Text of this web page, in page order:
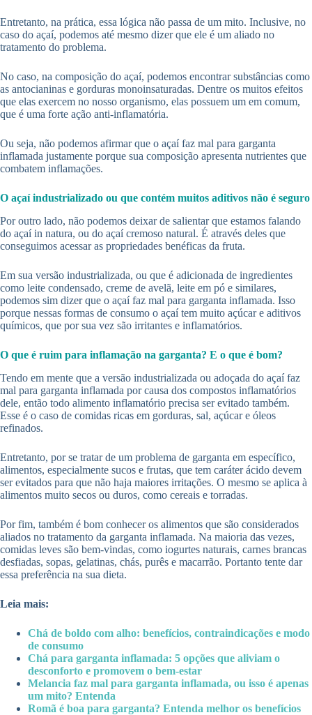
Entretanto, na prática, essa lógica não passa de um mito. Inclusive, no
caso do açaí, podemos até mesmo dizer que ele é um aliado no
tratamento do problema.
No caso, na composição do açaí, podemos encontrar substâncias como
as antocianinas e gorduras monoinsaturadas. Dentre os muitos efeitos
que elas exercem no nosso organismo, elas possuem um em comum,
que é uma forte ação anti-inflamatória.
Ou seja, não podemos afirmar que o açaí faz mal para garganta
inflamada justamente porque sua composição apresenta nutrientes que
combatem inflamações.
O açaí industrializado ou que contém muitos aditivos não é seguro
Por outro lado, não podemos deixar de salientar que estamos falando
do açaí in natura, ou do açaí cremoso natural. É através deles que
conseguimos acessar as propriedades benéficas da fruta.
Em sua versão industrializada, ou que é adicionada de ingredientes
como leite condensado, creme de avelã, leite em pó e similares,
podemos sim dizer que o açaí faz mal para garganta inflamada. Isso
porque nessas formas de consumo o açaí tem muito açúcar e aditivos
químicos, que por sua vez são irritantes e inflamatórios.
O que é ruim para inflamação na garganta? E o que é bom?
Tendo em mente que a versão industrializada ou adoçada do açaí faz
mal para garganta inflamada por causa dos compostos inflamatórios
dele, então todo alimento inflamatório precisa ser evitado também.
Esse é o caso de comidas ricas em gorduras, sal, açúcar e óleos
refinados.
Entretanto, por se tratar de um problema de garganta em específico,
alimentos, especialmente sucos e frutas, que tem caráter ácido devem
ser evitados para que não haja maiores irritações. O mesmo se aplica à
alimentos muito secos ou duros, como cereais e torradas.
Por fim, também é bom conhecer os alimentos que são considerados
aliados no tratamento da garganta inflamada. Na maioria das vezes,
comidas leves são bem-vindas, como iogurtes naturais, carnes brancas
desfiadas, sopas, gelatinas, chás, purês e macarrão. Portanto tente dar
essa preferência na sua dieta.
Leia mais:
Chá de boldo com alho: benefícios, contraindicações e modo
de consumo
Chá para garganta inflamada: 5 opções que aliviam o
desconforto e promovem o bem-estar
Melancia faz mal para garganta inflamada, ou isso é apenas
um mito? Entenda
Romã é boa para garganta? Entenda melhor os benefícios